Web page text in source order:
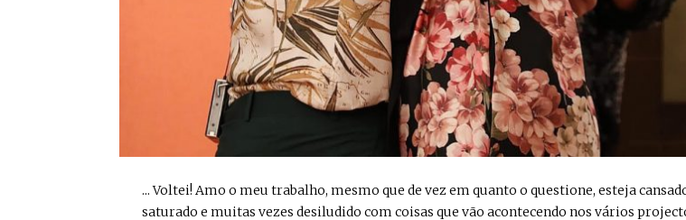
... Voltei! Amo o meu trabalho, mesmo que de vez em quanto o questione, esteja
saturado e muitas vezes desiludido com coisas que vão acontecendo nos vários